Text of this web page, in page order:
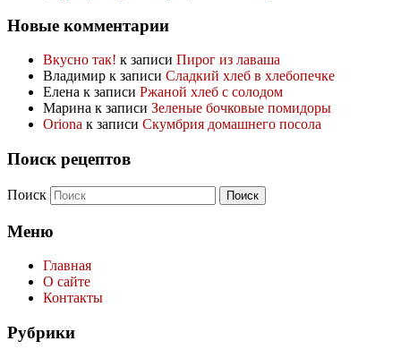
Новые комментарии
Вкусно так! к записи Пирог из лаваша
Владимир к записи Сладкий хлеб в хлебопечке
Елена к записи Ржаной хлеб с солодом
Марина к записи Зеленые бочковые помидоры
Oriona к записи Скумбрия домашнего посола
Поиск рецептов
Поиск
Меню
Главная
О сайте
Контакты
Рубрики